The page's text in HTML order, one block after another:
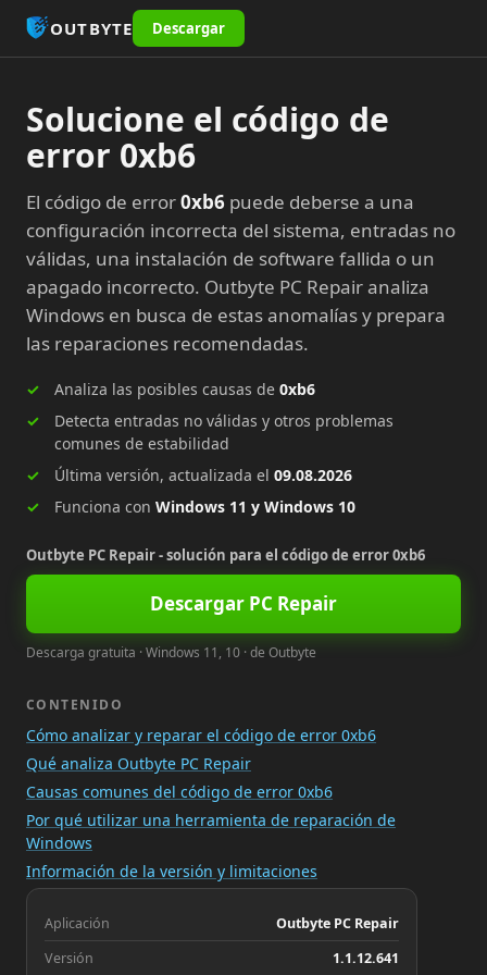
OUTBYTE Descargar
Solucione el código de
error 0xb6
El código de error0xb6 puede deberse a una
configuración incorrecta del sistema, entradas no
válidas, una instalación de software fallida o un
apagado incorrecto. Outbyte PC Repair analiza
Windows en busca de estas anomalías y prepara
las reparaciones recomendadas.
Analiza las posibles causas de 0xb6
Detecta entradas no válidas y otros problemas
comunes de estabilidad
Última versión, actualizada el 09.08.2026
Funciona con Windows 11 y Windows 10
Outbyte PC Repair - solución para el código de error 0xb6
Descargar PC Repair
Descarga gratuita · Windows 11, 10 · de Outbyte
CONTENIDO
Cómo analizar y reparar el código de error 0xb6
Qué analiza Outbyte PC Repair
Causas comunes del código de error 0xb6
Por qué utilizar una herramienta de reparación de
Windows
Información de la versión y limitaciones
Aplicación
Outbyte PC Repair
Versión
1.1.12.641